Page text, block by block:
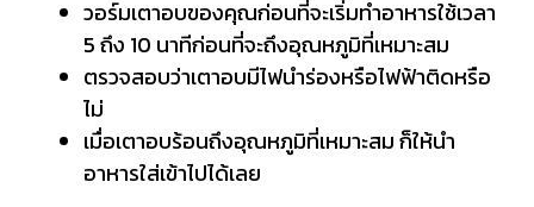
วอร์มเตาอบของคุณก่อนที่จะเริ่มทำอาหารใช้เวลา
5 ถึง 10 นาทีก่อนที่จะถึงอุณหภูมิที่เหมาะสม
ตรวจสอบว่าเตาอบมีไฟนำร่องหรือไฟฟ้าติดหรือ
ไม่
เมื่อเตาอบร้อนถึงอุณหภูมิที่เหมาะสม ก็ให้นำ
อาหารใส่เข้าไปได้เลย